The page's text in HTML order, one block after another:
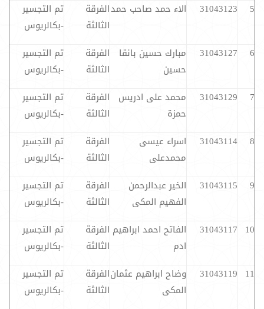
5
31043123 الاء حمد صاحب حمدالفرقة
الثالثة
تم التجسير
-بكالريوس
6
31043127
مبارك حسين بانقا
حسين
الفرقة
الثالثة
تم التجسير
-بكالريوس
7
31043129
محمد على ادريس
حمزة
الفرقة
الثالثة
تم التجسير
-بكالريوس
8
31043114
اسراء عيسى
محمدعلى
الفرقة
الثالثة
تم التجسير
-بكالريوس
9
31043115
الخير عبدالرحمن
الفهيم المكى
الفرقة
الثالثة
تم التجسير
-بكالريوس
10
31043117
الفاتح احمد ابراهيم
ادم
الفرقة
الثالثة
تم التجسير
-بكالريوس
11
31043119
وضاح ابراهيم عثمان
المكى
الفرقة
الثالثة
تم التجسير
-بكالريوس